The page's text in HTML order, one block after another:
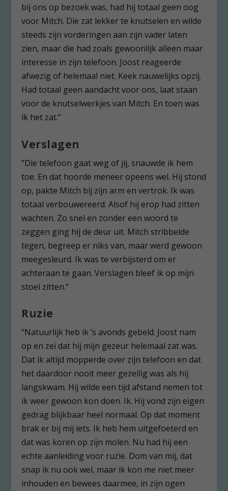
bij ons op bezoek was, had hij totaal geen oog
voor Mitch. Die zat lekker te knutselen en wilde
steeds zijn vorderingen aan zijn vader laten
zien, maar die had zoals gewoonlijk alleen maar
interesse in zijn telefoon. Joost reageerde
afwezig of helemaal niet. Keek nauwelijks opzij.
Had totaal geen aandacht voor ons, laat staan
voor de knutselwerkjes van Mitch. En toen was
ik het zat.”
Verslagen
“Die telefoon gaat weg of jij, snauwde ik hem
toe. En dat hoorde meneer opeens wel. Hij stond
op, pakte Mitch bij zijn arm en vertrok. Ik was
totaal verbouwereerd. Alsof hij erop had zitten
wachten. Zo snel en zonder een woord te
zeggen ging hij de deur uit. Mitch stribbelde
tegen, begreep er niks van, maar werd gewoon
meegesleurd. Ik was te verbijsterd om er
achteraan te gaan. Verslagen bleef ik op mijn
stoel zitten.”
Ruzie
“Natuurlijk heb ik ’s avonds gebeld. Joost nam
op en zei dat hij mijn gezeur helemaal zat was.
Dat ik altijd mopperde over zijn telefoon en dat
het daardoor nooit meer gezellig was als hij
langskwam. Hij wilde een tijd afstand nemen tot
ik weer gewoon kon doen. Ik. Hij vond zijn eigen
gedrag blijkbaar heel normaal. Op dat moment
brak er bij mij iets. Ik heb hem uitgefoeterd en
dat was koren op zijn molen. Nu had hij een
echte aanleiding voor ruzie. Dom van mij, dat
snap ik nu ook wel, maar ik kon me niet meer
inhouden en bewees daarmee, in zijn ogen